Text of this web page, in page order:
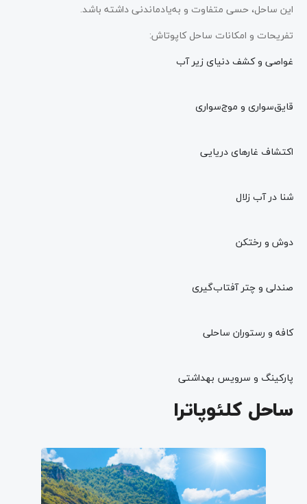
این ساحل، حسی متفاوت و به‌یادماندنی داشته باشد.
تفریحات و امکانات ساحل کاپوتاش:
غواصی و کشف دنیای زیر آب
قایق‌سواری و موج‌سواری
اکتشاف غارهای دریایی
شنا در آب زلال
دوش و رختکن
صندلی و چتر آفتاب‌گیری
کافه و رستوران ساحلی
پارکینگ و سرویس بهداشتی
ساحل کلئوپاترا